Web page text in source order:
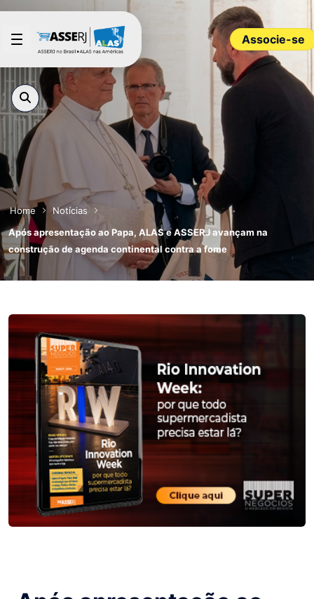
Pular para o Conteúdo principal
Associe-se
Home
Notícias
Após apresentação ao Papa, ALAS e ASSERJ avançam na
construção de agenda continental contra a fome